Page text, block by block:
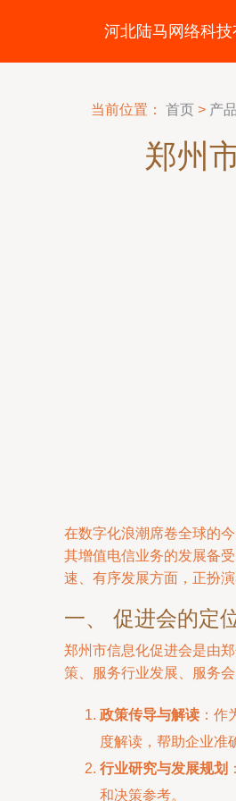
河北陆马网络科技
当前位置： 首页 > 产
郑州
在数字化浪潮席卷全球的
其增值电信业务的发展备
速、有序发展方面，正扮
一、 促进会的定
郑州市信息化促进会是由
策、服务行业发展、服务
政策传导与解读 ：
度解读，帮助企业准
行业研究与发展规划
和决策参考。